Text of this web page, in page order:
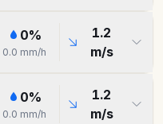
0%
0.0 mm/h
1.2
m/s
0%
0.0 mm/h
1.2
m/s